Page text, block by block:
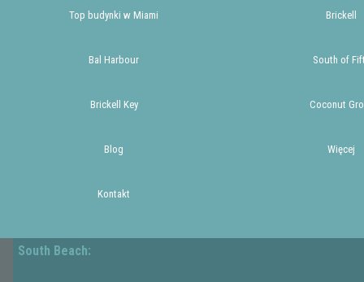
Top budynki w Miami Brickell
Bal Harbour South of
Brickell Key Coconut
Blog Więcej
Kontakt
South Beach: